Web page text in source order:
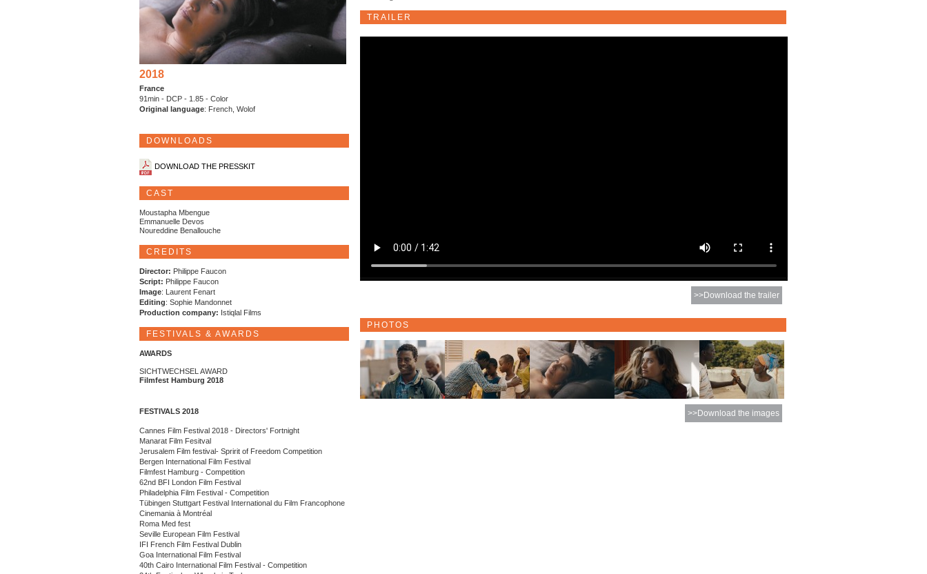
2018
France
91min - DCP - 1.85 - Color
Original language: French, Wolof
DOWNLOADS
DOWNLOAD THE PRESSKIT
CAST
Moustapha Mbengue
Emmanuelle Devos
Noureddine Benallouche
CREDITS
Director: Philippe Faucon
Script: Philippe Faucon
Image: Laurent Fenart
Editing: Sophie Mandonnet
Production company: Istiqlal Films
FESTIVALS & AWARDS
AWARDS
SICHTWECHSEL AWARD
Filmfest Hamburg 2018
FESTIVALS 2018
Cannes Film Festival 2018 - Directors' Fortnight
Manarat Film Fesitval
Jerusalem Film festival- Spririt of Freedom Competition
Bergen International Film Festival
Filmfest Hamburg - Competition
62nd BFI London Film Festival
Philadelphia Film Festival - Competition
Tübingen Stuttgart Festival International du Film Francophone
Cinemania à Montréal
Roma Med fest
Seville European Film Festival
IFI French Film Festival Dublin
Goa International Film Festival
40th Cairo International Film Festival - Competition
TRAILER
>>Download the trailer
PHOTOS
>>Download the images